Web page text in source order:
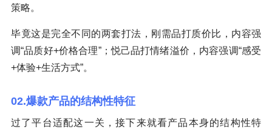
策略。
毕竟这是完全不同的两套打法，刚需品打质价比，内容强
调“品质好+价格合理”；悦己品打情绪溢价，内容强调“感受
+体验+生活方式”。
02.爆款产品的结构性特征
过了平台适配这一关，接下来就看产品本身的结构性特